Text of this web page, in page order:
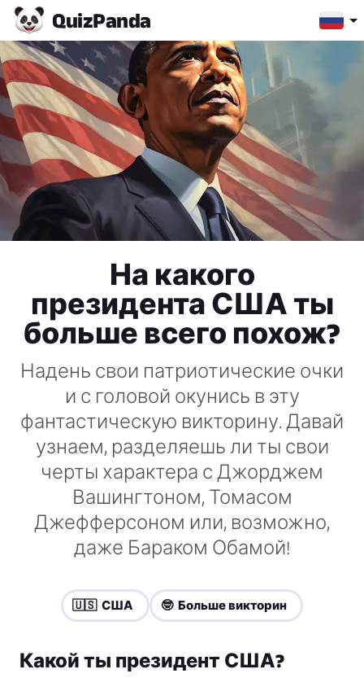
QuizPanda
На какого
президента США ты
больше всего похож?
Надень свои патриотические очки
и с головой окунись в эту
фантастическую викторину. Давай
узнаем, разделяешь ли ты свои
черты характера с Джорджем
Вашингтоном, Томасом
Джефферсоном или, возможно,
даже Бараком Обамой!
🇺🇸 США 🤓 Больше викторин
Какой ты президент США?